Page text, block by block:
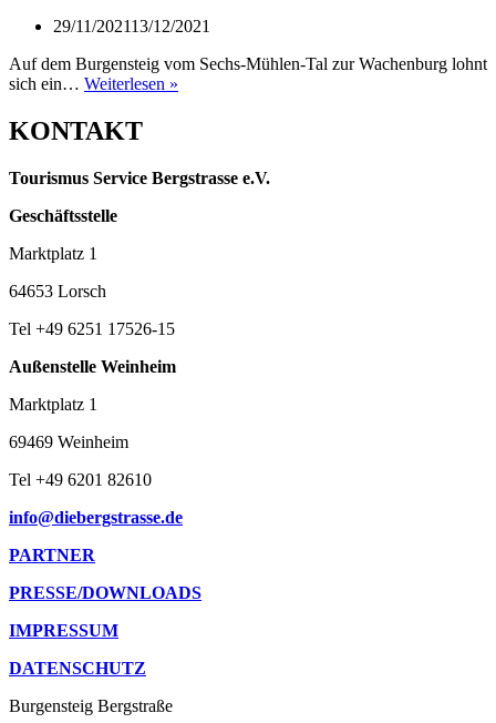
29/11/202113/12/2021
Auf dem Burgensteig vom Sechs-Mühlen-Tal zur Wachenburg lohnt
sich ein… Weiterlesen »
Windeck
KONTAKT
Tourismus Service Bergstrasse e.V.
Geschäftsstelle
Marktplatz 1
64653 Lorsch
Tel +49 6251 17526-15
Außenstelle Weinheim
Marktplatz 1
69469 Weinheim
Tel +49 6201 82610
info@diebergstrasse.de
PARTNER
PRESSE/DOWNLOADS
IMPRESSUM
DATENSCHUTZ
Burgensteig Bergstraße